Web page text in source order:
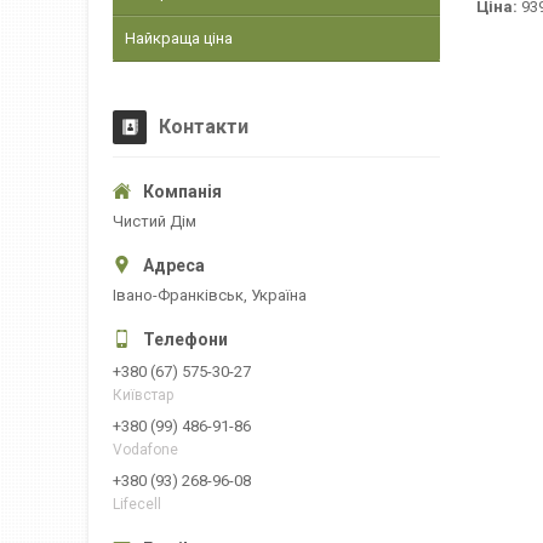
Ціна:
Найкраща ціна
Контакти
Чистий Дім
Івано-Франківськ, Україна
+380 (67) 575-30-27
Київстар
+380 (99) 486-91-86
Vodafone
+380 (93) 268-96-08
Lifecell